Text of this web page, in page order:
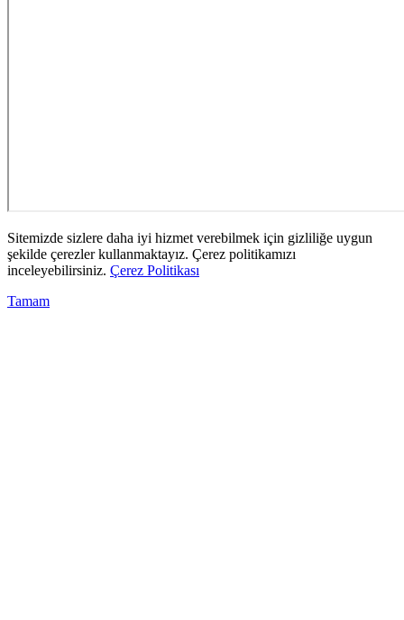
Sitemizde sizlere daha iyi hizmet verebilmek için gizliliğe uygun
şekilde çerezler kullanmaktayız. Çerez politikamızı
inceleyebilirsiniz. Çerez Politikası
Tamam